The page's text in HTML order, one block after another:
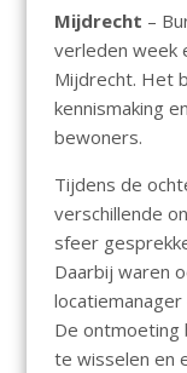
e
b
o
o
k
Mijdrecht –
verleden week
Mijdrecht. Het
kennismaking
bewoners.
Tijdens de
verschillende
sfeer
Daarbij waren
De ontmoeting
te wisselen en